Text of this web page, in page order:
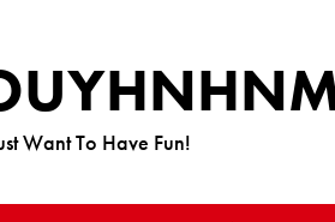
Want To Have Fun!